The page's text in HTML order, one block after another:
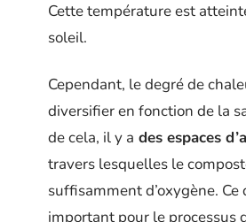
Cette température est
soleil.
Cependant, le degré de
diversifier en fonction de la
de cela, il y a des espaces
travers lesquelles le
suffisamment d’oxygène. Ce
important pour le processus